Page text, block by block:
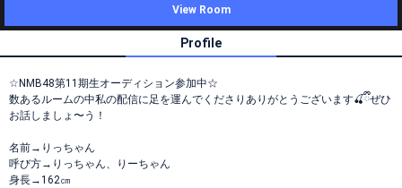
View Room
Profile
☆NMB48第11期生オーディション参加中☆
数あるルームの中私の配信に足を運んでくださりありがとうございます🍒ྀིぜひ
お話しましょ〜う！
名前→りっちゃん
呼び方→りっちゃん、りーちゃん
身長→162㎝